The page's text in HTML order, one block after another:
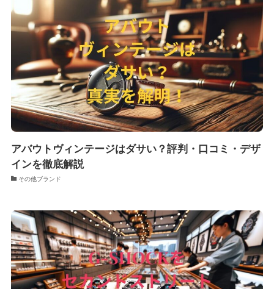
アバウトヴィンテージはダサい？評判・口コミ・デザ
インを徹底解説
その他ブランド